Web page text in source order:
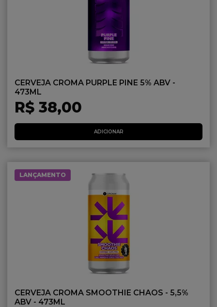
CERVEJA CROMA PURPLE PINE 5% ABV -
473ML
R$ 38,00
ADICIONAR
LANÇAMENTO
CERVEJA CROMA SMOOTHIE CHAOS - 5,5%
ABV - 473ML